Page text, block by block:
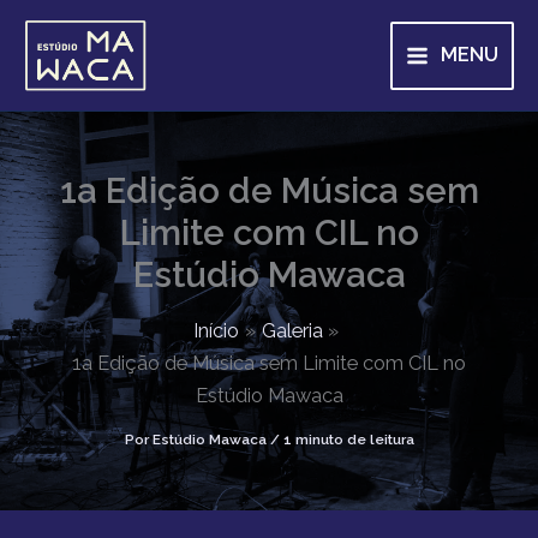
para
conteúdo
MENU
1a Edição de Música sem
Limite com CIL no
Estúdio Mawaca
Início
Galeria
1a Edição de Música sem Limite com CIL no
Estúdio Mawaca
PorEstúdio Mawaca/ 1 minuto de leitura
s
q
i
s
a
r